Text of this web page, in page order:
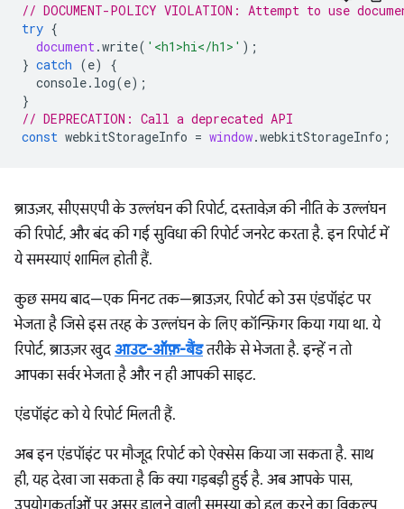
// DOCUMENT-POLICY VIOLATION: Attempt to use
try {
document .write( '<h1>hi</h1>' );
} catch (e)
{
console. log(e);
}
// DEPRECATION: Call a deprecated API
const webkitStorageInfo = window.webkitStorageInfo ;
ब्राउज़र, सीएसएपी के उल्लंघन की रिपोर्ट, दस्तावेज़ की नीति के उल्लंघन
की रिपोर्ट, और बंद की गई सुविधा की रिपोर्ट जनरेट करता है. इन रिपोर्ट में
ये समस्याएं शामिल होती हैं.
कुछ समय बाद—एक मिनट तक—ब्राउज़र, रिपोर्ट को उस एंडपॉइंट पर
भेजता है जिसे इस तरह के उल्लंघन के लिए कॉन्फ़िगर किया गया था. ये
रिपोर्ट, ब्राउज़र खुद आउट-ऑफ़-बैंडतरीके से भेजता है. इन्हें न तो
आपका सर्वर भेजता है और न ही आपकी साइट.
एंडपॉइंट को ये रिपोर्ट मिलती हैं.
अब इन एंडपॉइंट पर मौजूद रिपोर्ट को ऐक्सेस किया जा सकता है. साथ
ही, यह देखा जा सकता है कि क्या गड़बड़ी हुई है. अब आपके पास,
उपयोगकर्ताओं पर असर डालने वाली समस्या को हल करने का विकल्प